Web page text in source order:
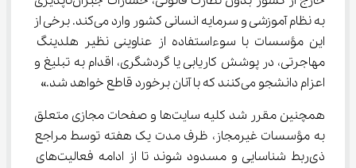
به نظام آموزشی و سرمایه انسانی کشور وارد می‌کند. برخی از
این مؤسسات با سوءاستفاده از عناوینی نظیر هلدینگ
مهاجرتی، در پوشش کاریابی یا گردشگری، اقدام به تبلیغ و
اعزام دانشجو می‌کنند که با آنان برخورد قاطع خواهد شد.»
همچنین مقرر شد کلیه سایت‌ها و صفحات مجازی متعلق
به مؤسسات غیرمجاز، ظرف مدت یک هفته توسط مراجع
ذی‌ربط شناسایی و مسدود شوند تا از ادامه فعالیت‌های